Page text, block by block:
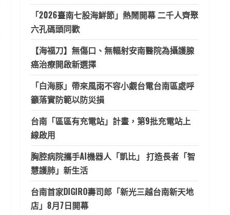
「2026臺南七股海鮮節」熱鬧開幕 二千人齊聚
六孔碼頭同歡
【海福刀】無傷口、無輻射安南醫院為攝護腺
癌治療開啟新選擇
「白海豚」帶來風雨不容小覷台電台南區處呼
籲落實防範以防災損
台南「區區有充電站」計畫，第9批充電站上
線啟用
胸腔病院攜手AI機器人「凱比」 打造長者「智
慧護肺」新生活
台南首家DIGIRO壽司郎「新光三越台南新天地
店」8月7日開幕